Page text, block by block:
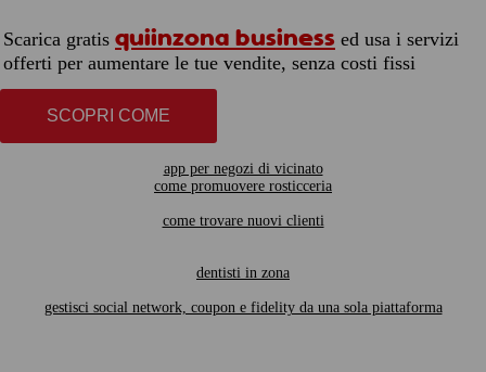
Scarica gratis quiinzona business ed usa i servizi
offerti per aumentare le tue vendite, senza costi fissi
SCOPRI COME
app per negozi di vicinato
come promuovere rosticceria
come trovare nuovi clienti
dentisti in zona
gestisci social network, coupon e fidelity da una sola piattaforma